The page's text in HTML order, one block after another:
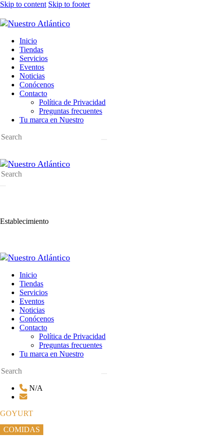
Skip to content Skip to footer
Inicio
Tiendas
Servicios
Eventos
Noticias
Conócenos
Contacto
Política de Privacidad
Preguntas frecuentes
Tu marca en Nuestro
Establecimiento
Inicio
Tiendas
Servicios
Eventos
Noticias
Conócenos
Contacto
Política de Privacidad
Preguntas frecuentes
Tu marca en Nuestro
N/A
GOYURT
COMIDAS